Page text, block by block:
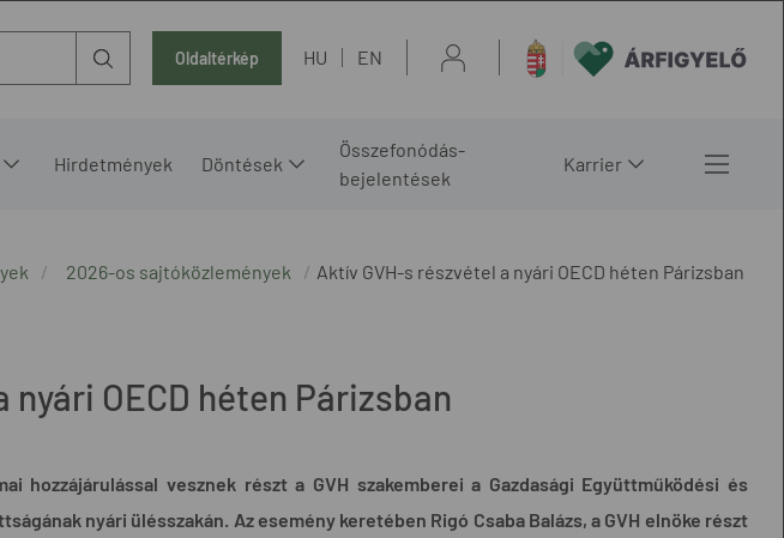
Oldaltérkép HU EN
Hirdetmények Döntések
Összefonódás-
bejelentések
Karrier
2026-os sajtóközlemények
Aktív GVH-s részvétel a nyári OECD héten Párizsban
OECD héten Párizsban
hozzájárulással vesznek részt a GVH szakemberei a Gazdasági Együttműködési és
nyári ülésszakán. Az esemény keretében Rigó Csaba Balázs, a GVH elnöke részt